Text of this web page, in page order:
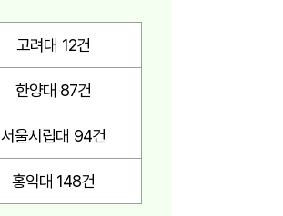
고려대 12건
한양대 87건
서울시립대 94건
홍익대 148건